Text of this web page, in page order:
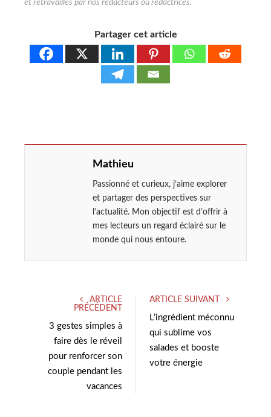
Partager cet article
Mathieu
Passionné et curieux, j’aime explorer
et partager des perspectives sur
l’actualité. Mon objectif est d’offrir à
mes lecteurs un regard éclairé sur le
monde qui nous entoure.
ARTICLE
PRÉCÉDENT
3 gestes simples à
faire dès le réveil
pour renforcer son
couple pendant les
vacances
ARTICLE SUIVANT
L’ingrédient méconnu
qui sublime vos
salades et booste
votre énergie